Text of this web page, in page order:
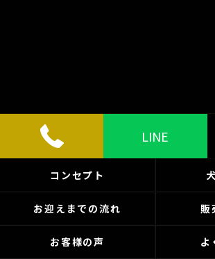
LINE
コンセプト
お迎えまでの流れ 販
お客様の声 よ